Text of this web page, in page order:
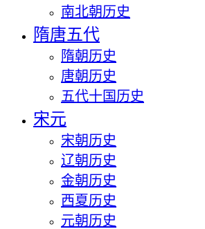
南北朝历史
隋唐五代
隋朝历史
唐朝历史
五代十国历史
宋元
宋朝历史
辽朝历史
金朝历史
西夏历史
元朝历史